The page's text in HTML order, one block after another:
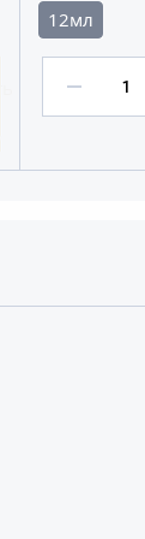
12мл